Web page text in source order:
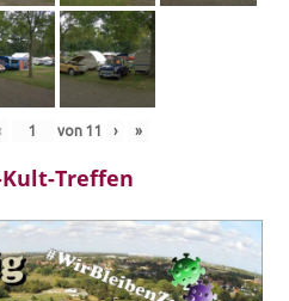
von 11 › »
Kult-Treffen